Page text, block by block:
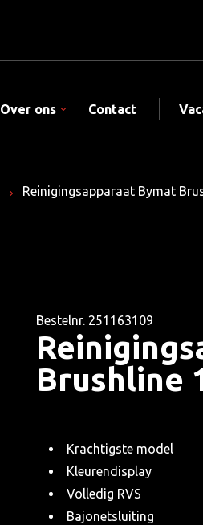
Over ons Contact
Reinigingsapparaat Bymat
Bestelnr. 251163109
Brushline
Krachtigste model
Kleurendisplay
Volledig RVS
Bajonetsluiting